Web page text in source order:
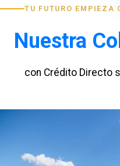
TU FUTURO EMPIEZA
Nuestra
con Crédito Directo